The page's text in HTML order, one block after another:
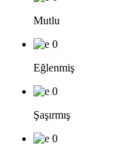
Mutlu
0
Eğlenmiş
0
Şaşırmış
0